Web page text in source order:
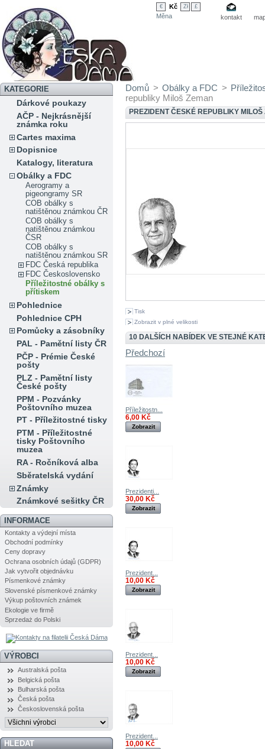
€ Kč Zł £
Měna kontakt
KATEGORIE
Dárkové poukazy
AČP - Nejkrásnější
známka roku
Cartes maxima
Dopisnice
Katalogy, literatura
Obálky a FDC
Aerogramy a
pigeongramy SR
COB obálky s
natištěnou známkou ČR
COB obálky s
natištěnou známkou
ČSR
COB obálky s
natištěnou známkou SR
FDC Česká republika
FDC Československo
Příležitostné obálky s
přítiskem
Pohlednice
Pohlednice CPH
Pomůcky a zásobníky
PAL - Pamětní listy ČR
PČP - Prémie České
pošty
PLZ - Pamětní listy
České pošty
PPM - Pozvánky
Poštovního muzea
PT - Příležitostné tisky
PTM - Příležitostné
tisky Poštovního
muzea
RA - Ročníková alba
Sběratelská vydání
Známky
Známkové sešitky ČR
INFORMACE
Kontakty a výdejní místa
Obchodní podmínky
Ceny dopravy
Ochrana osobních údajů (GDPR)
Jak vytvořit objednávku
Písmenkové známky
Slovenské písmenkové známky
Výkup poštovních známek
Ekologie ve firmě
Sprzedaż do Polski
VÝROBCI
Australská pošta
Belgická pošta
Bulharská pošta
Česká pošta
Československá pošta
HLEDAT
Domů > Obálky a FDC >
republiky Miloš Zeman
PREZIDENT ČESKÉ REPUBLIKY MILOŠ
Tisk
Zobrazit v plné velikosti
10 DALŠÍCH NABÍDEK VE STEJNÉ
Předchozí
Příležitostn...
6,00 Kč
Zobrazit
Prezidenti...
30,00 Kč
Zobrazit
Prezident...
10,00 Kč
Zobrazit
Prezident...
10,00 Kč
Zobrazit
Prezident...
10,00 Kč